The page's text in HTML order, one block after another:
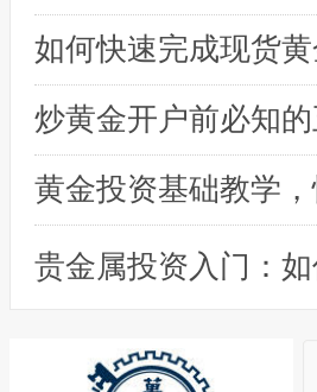
炒黄金开户前必知
黄金投资基础教学
贵金属投资入门：